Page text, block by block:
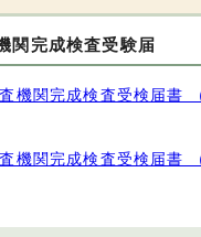
関完成検査受験届
機関完成検査受検届書
機関完成検査受検届書